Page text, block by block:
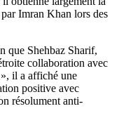
Imran Khan lors des
que Shehbaz Sharif,
collaboration avec
il a affiché une
positive avec
résolument anti-